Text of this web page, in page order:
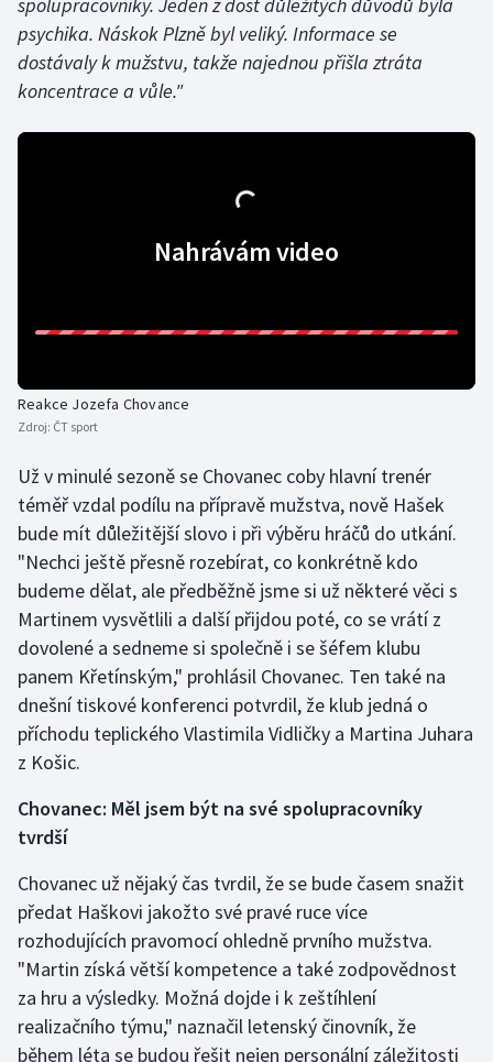
Motorsport
Plážový volejbal
Rychlostní kanoistika
Short track
Sportovní střelba
Stolní tenis
Triatlon
Veslování
Vodní slalom
Ostatní
spolupracovníky. Jeden z dost důležitých důvodů byla
psychika. Náskok Plzně byl veliký. Informace se
dostávaly k mužstvu, takže najednou přišla ztráta
koncentrace a vůle."
Nahrávám video
Reakce Jozefa Chovance
Zdroj: ČT sport
Už v minulé sezoně se Chovanec coby hlavní trenér
téměř vzdal podílu na přípravě mužstva, nově Hašek
bude mít důležitější slovo i při výběru hráčů do utkání.
"Nechci ještě přesně rozebírat, co konkrétně kdo
budeme dělat, ale předběžně jsme si už některé věci s
Martinem vysvětlili a další přijdou poté, co se vrátí z
dovolené a sedneme si společně i se šéfem klubu
panem Křetínským," prohlásil Chovanec. Ten také na
dnešní tiskové konferenci potvrdil, že klub jedná o
příchodu teplického Vlastimila Vidličky a Martina Juhara
z Košic.
Chovanec: Měl jsem být na své spolupracovníky
tvrdší
Chovanec už nějaký čas tvrdil, že se bude časem snažit
předat Haškovi jakožto své pravé ruce více
rozhodujících pravomocí ohledně prvního mužstva.
"Martin získá větší kompetence a také zodpovědnost
za hru a výsledky. Možná dojde i k zeštíhlení
realizačního týmu," naznačil letenský činovník, že
během léta se budou řešit nejen personální záležitosti